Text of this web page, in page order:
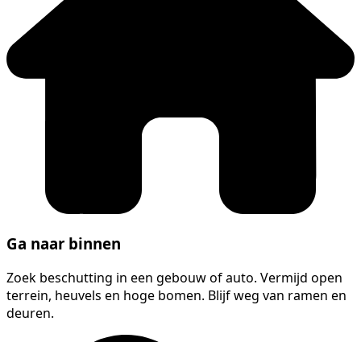
Ga naar binnen
Zoek beschutting in een gebouw of auto. Vermijd open
terrein, heuvels en hoge bomen. Blijf weg van ramen en
deuren.